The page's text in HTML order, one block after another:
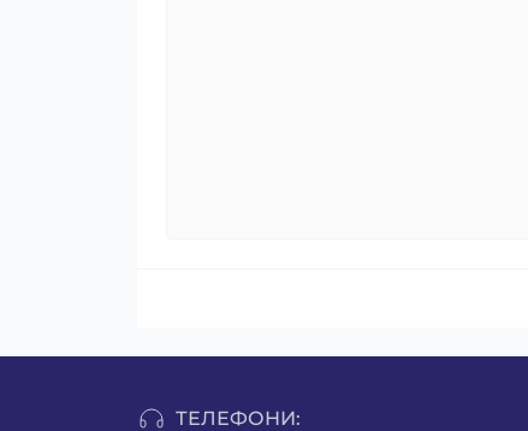
ТЕЛЕФОНИ: